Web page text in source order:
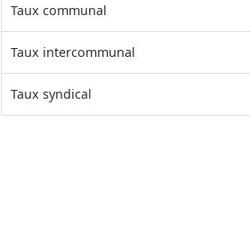
Taux communal
Taux intercommunal
Taux syndical